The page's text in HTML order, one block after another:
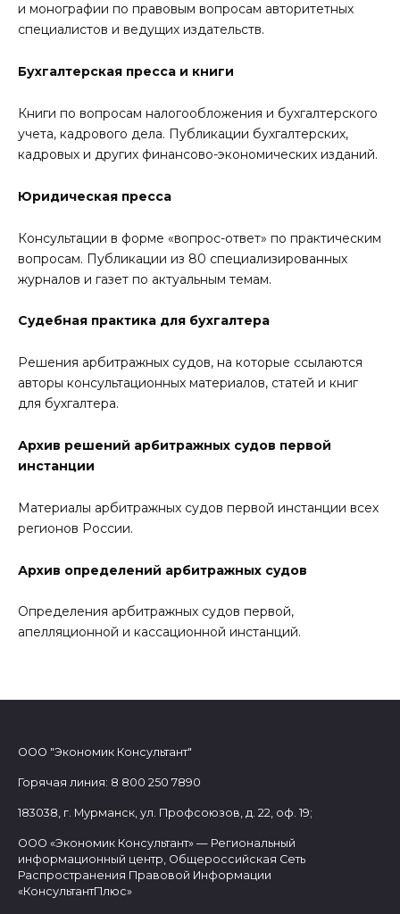
и монографии по правовым вопросам авторитетных
специалистов и ведущих издательств.
Бухгалтерская пресса и книги
Книги по вопросам налогообложения и бухгалтерского
учета, кадрового дела. Публикации бухгалтерских,
кадровых и других финансово-экономических изданий.
Юридическая пресса
Консультации в форме «вопрос-ответ» по практическим
вопросам. Публикации из 80 специализированных
журналов и газет по актуальным темам.
Судебная практика для бухгалтера
Решения арбитражных судов, на которые ссылаются
авторы консультационных материалов, статей и книг
для бухгалтера.
Архив решений арбитражных судов первой
инстанции
Материалы арбитражных судов первой инстанции всех
регионов России.
Архив определений арбитражных судов
Определения арбитражных судов первой,
апелляционной и кассационной инстанций.
ООО "Экономик Консультант"
Горячая линия: 8 800 250 7890
183038, г. Мурманск, ул. Профсоюзов, д. 22, оф. 19;
ООО «Экономик Консультант» — Региональный
информационный центр, Общероссийская Сеть
Распространения Правовой Информации
«КонсультантПлюс»